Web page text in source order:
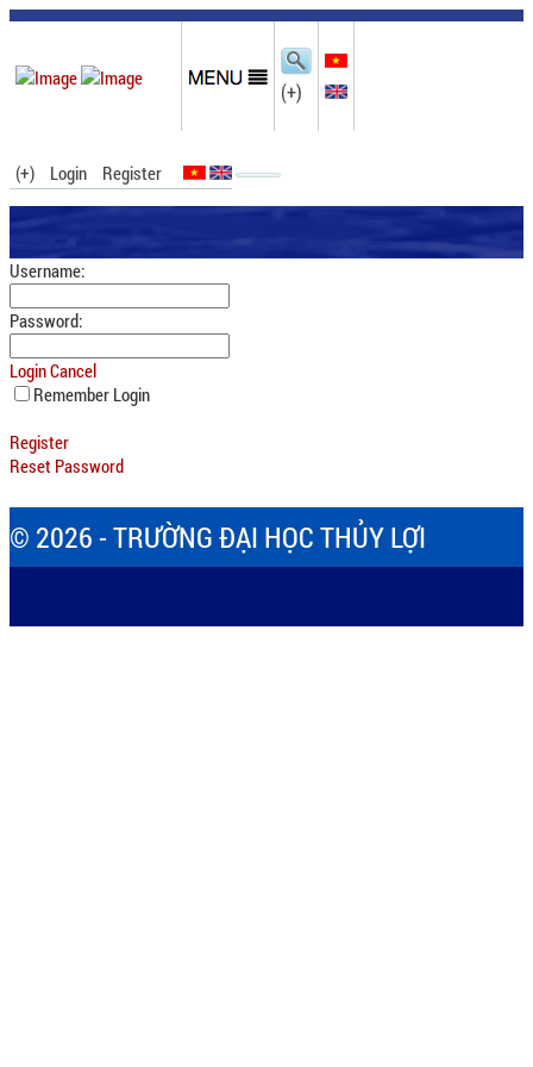
(+)
(+) Login Register
Username:
Password:
LoginCancel
Remember Login
Register
Reset Password
© 2026 - TRƯỜNG ĐẠI HỌC THỦY LỢI